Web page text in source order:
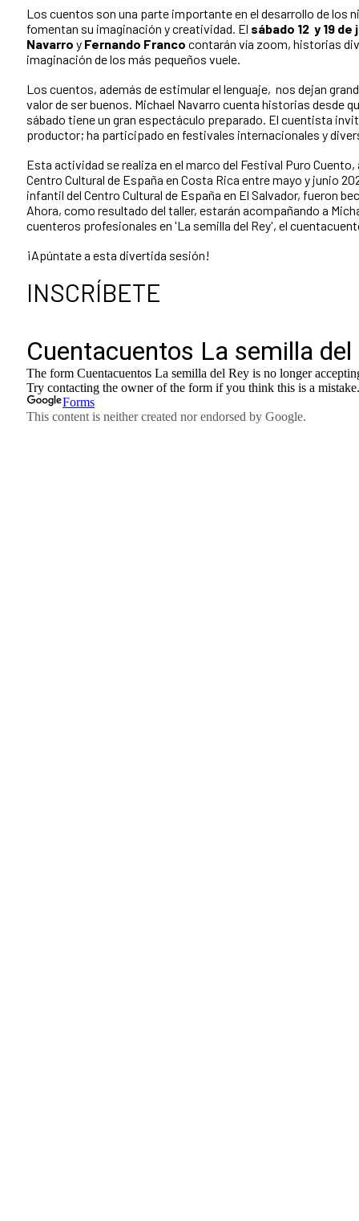
Los cuentos son una parte importante en el desarrollo de los
fomentan su imaginación y creatividad. El sábado 12 y 19
Navarro y Fernando Franco contarán vía zoom, historias
imaginación de los más pequeños vuele.
Los cuentos, además de estimular el lenguaje, nos dejan
valor de ser buenos. Michael Navarro cuenta historias desde
sábado tiene un gran espectáculo preparado. El cuentista
productor; ha participado en festivales internacionales y
Esta actividad se realiza en el marco del Festival Puro
Centro Cultural de España en Costa Rica entre mayo y junio
infantil del Centro Cultural de España en El Salvador, fueron
Ahora, como resultado del taller, estarán acompañando a
cuenteros profesionales en 'La semilla del Rey', el
¡Apúntate a esta divertida sesión!
INSCRÍBETE